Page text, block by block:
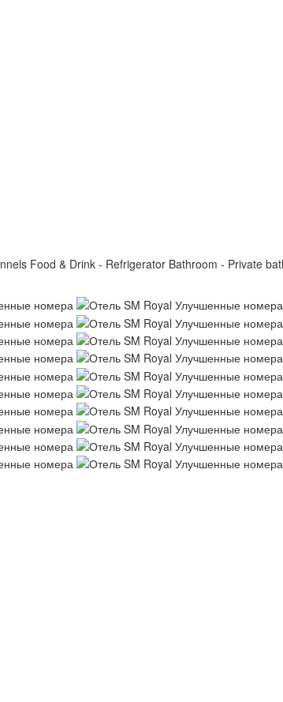
Food & Drink - Refrigerator Bathroom - Private